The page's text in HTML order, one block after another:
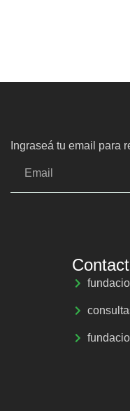
Ingraseá tu email para